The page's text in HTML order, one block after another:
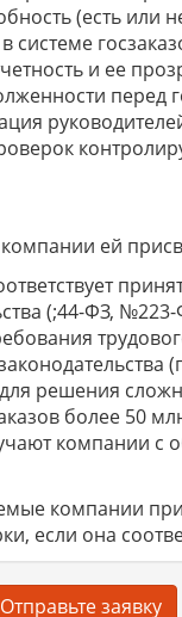
(есть или
системе
и ее
перед
ей
(;44-ФЗ,
решения
более 50
компании с
компании
если она
Отправьте заявку